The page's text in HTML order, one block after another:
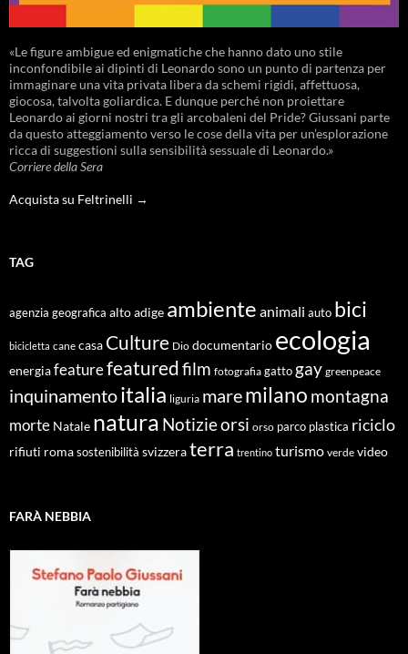
«Le figure ambigue ed enigmatiche che hanno dato uno stile
inconfondibile ai dipinti di Leonardo sono un punto di partenza per
immaginare una vita privata libera da schemi rigidi, affettuosa,
giocosa, talvolta goliardica. E dunque perché non proiettare
Leonardo ai giorni nostri tra gli arcobaleni del Pride? Giussani parte
da questo atteggiamento verso le cose della vita per un’esplorazione
ricca di suggestioni sulla sensibilità sessuale di Leonardo.»
Corriere della Sera
Acquista su Feltrinelli →
TAG
agenzia geografica alto adige ambiente animali auto bici
bicicletta cane casa Culture Dio documentario ecologia
energiafeaturefeaturedfilm fotografia gatto gay greenpeace
inquinamentoitalia liguria maremilano montagna
morte Natale natura Notizieorsi orso parco plastica riciclo
rifiuti roma sostenibilità svizzeraterra trentino turismo verde video
FARÀ NEBBIA